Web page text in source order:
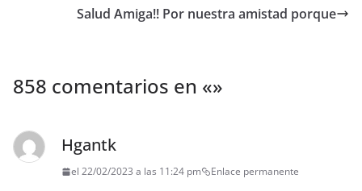
Salud Amiga!! Por nuestra amistad porque
858 comentarios en «»
Hgantk
el 22/02/2023 a las 11:24 pm Enlace permanente